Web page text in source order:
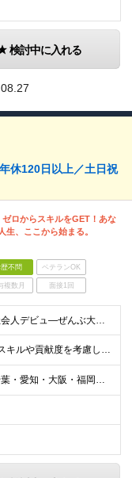
検討中に入れる
休120日以上／土日祝
ロからスキルをGET！あな
生、ここから始まる。
不問 ベテランOK
複数月 面接1回
★未経験・第二新卒・社会人デビュ―ぜんぶ大歓迎！ ★学歴・職歴は一切問いません！高卒の先輩も多数 立派な志望動機はなくてもOK！ 「アニメ・ゲームが好き」「クリエイターになりたい」 あなたの率直な気
月給25万円～70万円 ※スキルや貢献度を考慮して決定します。 ※試用期間中は、契約社員（月給は20万円～＋交通費）となります。 ◆インセンティブ・臨時ボーナス制度あり ◆昇給査定あり
東京・神奈川・埼玉・千葉・愛知・大阪・福岡のプロジェクト先 ◎事前相談のうえ、自宅から通いやすい勤務地へ配属します。 ◎転居を伴う転勤はありません ＜本社＞ 東京都目黒区大橋2丁目24-1 ハイネス